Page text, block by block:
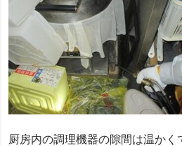
厨房内の調理機器の隙間は温かく